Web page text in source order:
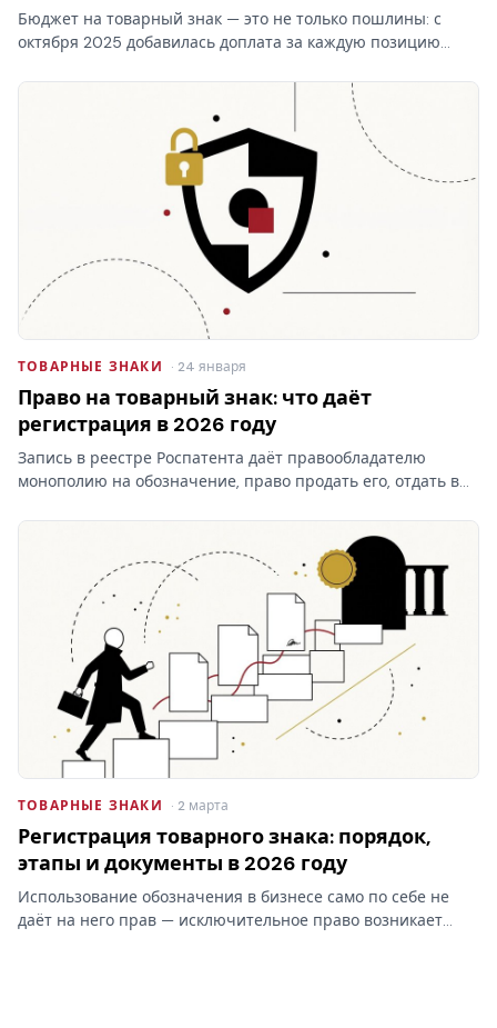
Бюджет на товарный знак — это не только пошлины: с
октября 2025 добавилась доплата за каждую позицию
товарного знака складывается из трёх блоков, и самый…
ТОВАРНЫЕ ЗНАКИ · 24 января
Право на товарный знак: что даёт
регистрация в 2026 году
Запись в реестре Роспатента даёт правообладателю
монополию на обозначение, право продать его, отдать в
что на практике даёт право на товарный знак, где
ТОВАРНЫЕ ЗНАКИ · 2 марта
Регистрация товарного знака: порядок,
этапы и документы в 2026 году
Использование обозначения в бизнесе само по себе не
даёт на него прав — исключительное право возникает